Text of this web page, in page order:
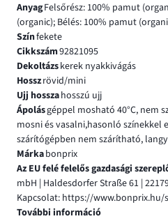
AnyagFelsőrész: 100% pamut
(organic); Bélés: 100% pamut
Színfekete
Cikkszám92821095
Dekoltázskerek nyakkivágás
Hosszrövid/mini
Ujj hosszahosszú ujj
Ápolásgéppel mosható 40°C, nem
mosni és vasalni,hasonló
szárítógépben nem szárítható,
Márkabonprix
Az EU felé felelős gazdasági
mbH | Haldesdorfer Straße 61 |
Kapcsolat: https://
További információ